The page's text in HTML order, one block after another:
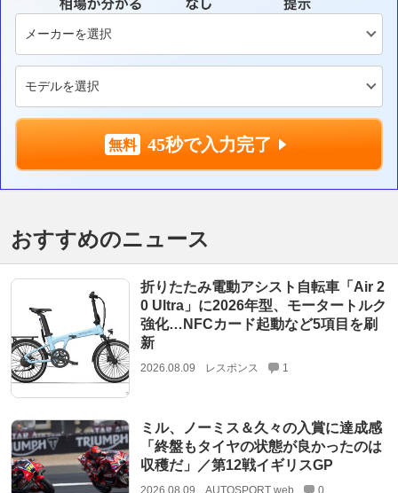
45秒で入力完了
おすすめのニュース
折りたたみ電動アシスト自転車「Air 2
0 Ultra」に2026年型、モータートルク
強化…NFCカード起動など5項目を刷
新
2026.08.09 レスポンス 1
ミル、ノーミス＆久々の入賞に達成感
「終盤もタイヤの状態が良かったのは
収穫だ」／第12戦イギリスGP
2026.08.09 AUTOSPORT web 0